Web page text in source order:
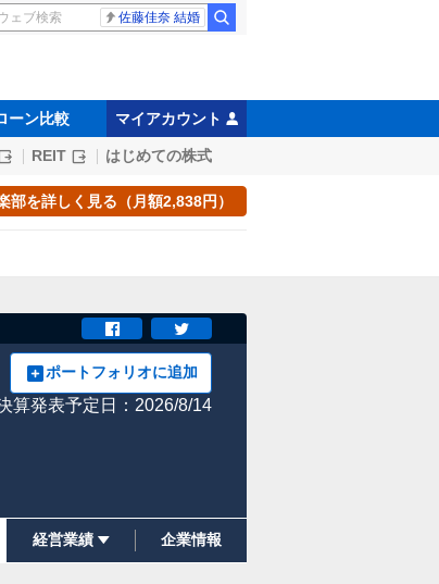
佐藤佳奈 結婚
ーン比較 マイアカウント
REIT はじめての株式
部を詳しく見る（月額2,838円）
ポートフォリオに追加
算発表予定日：2026/8/14
経営業績 企業情報